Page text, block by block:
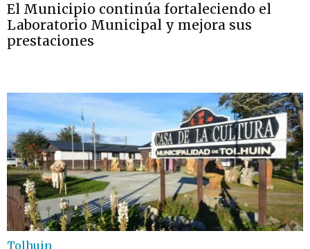
El Municipio continúa fortaleciendo el
Laboratorio Municipal y mejora sus
prestaciones
Tolhuin